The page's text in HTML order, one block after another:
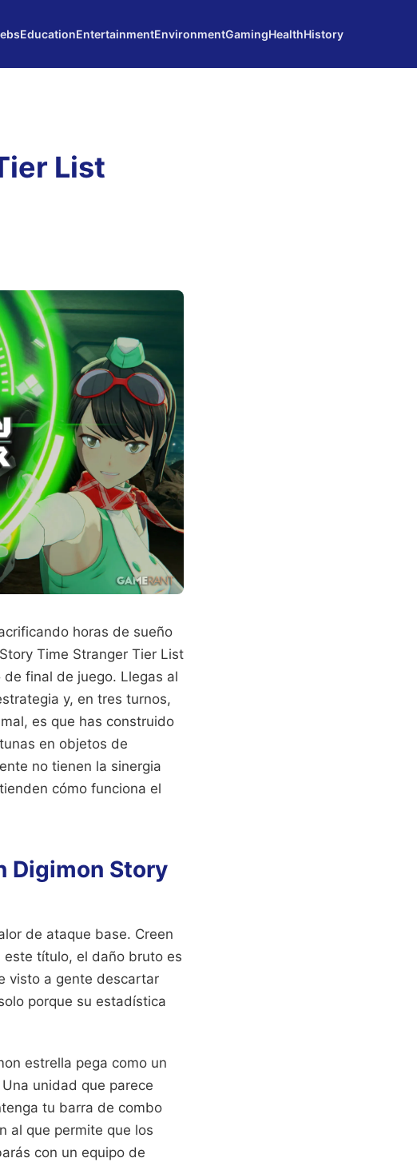
EducationEntertainmentEnvironmentGamingHealthHistory
List
horas de sueño
Time Stranger Tier List
final de juego. Llegas al
y, en tres turnos,
es que has construido
en objetos de
no tienen la sinergia
cómo funciona el
Digimon Story
de ataque base. Creen
este título, el daño bruto es
visto a gente descartar
porque su estadística
estrella pega como un
unidad que parece
tu barra de combo
al que permite que los
con un equipo de